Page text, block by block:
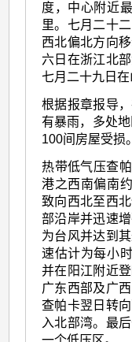
度，中心附近
里。七月二十
西北偏北方向
六日在浙江北
七月二十九日在
根据报章报导
有暴雨，多处
100间房屋受损。
热带低气压查
港之西南偏南
致向西北至西
部沿岸并迅速
为台风并达到
速估计为每小
并在阳江附近
广东西部及广
查帕卡翌日转
入北部湾。最